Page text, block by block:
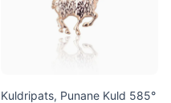
Kuldripats, Punane Kuld 585°